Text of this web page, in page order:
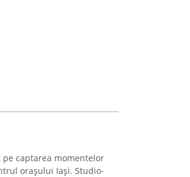
captarea momentelor
orașului Iași. Studio-